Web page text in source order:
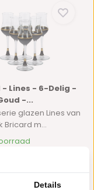
- Lines - 6-Delig -
-...
glazen Lines van
Bricard m...
Details